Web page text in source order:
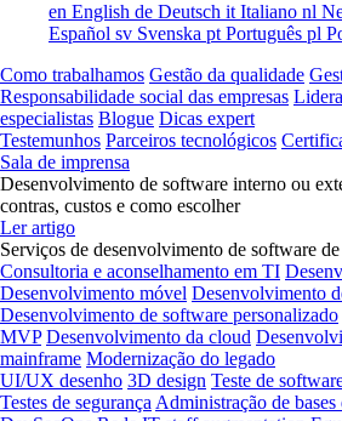
en English de Deutsch it Italiano nl
Español sv Svenska pt Português pl
Como trabalhamos Gestão da qualidade
Responsabilidade social das empresas
especialistas Blogue Dicas expert
Testemunhos Parceiros tecnológicos
Sala de imprensa
Desenvolvimento de software interno ou
contras, custos e como escolher
Ler artigo
Serviços de desenvolvimento de software
Consultoria e aconselhamento em TI
Desenvolvimento móvel Desenvolvimento
Desenvolvimento de software personalizado
MVP Desenvolvimento da cloud
mainframe Modernização do legado
UI/UX desenho 3D design Teste de
Testes de segurança Administração de bases